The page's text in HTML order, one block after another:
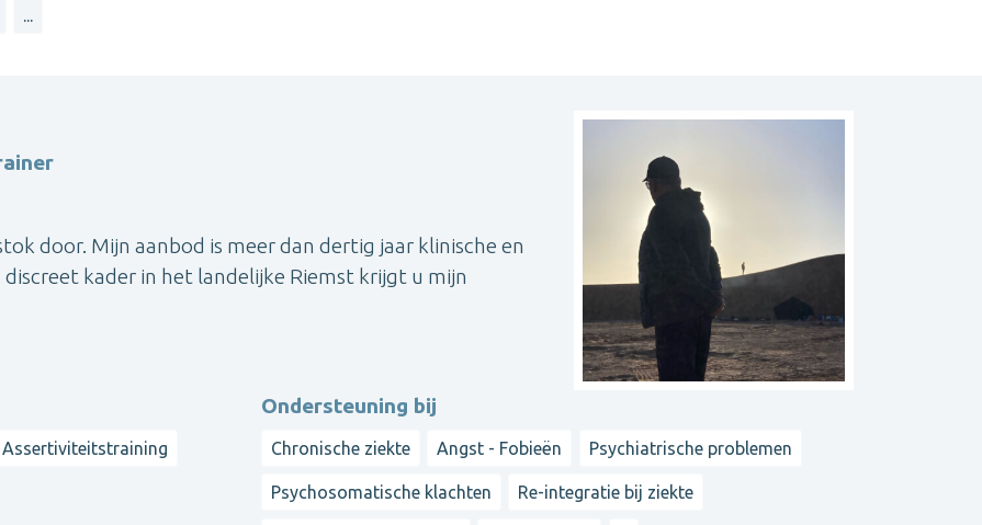
door. Mijn aanbod is meer dan dertig jaar klinische en
kader in het landelijke Riemst krijgt u mijn
Assertiviteitstraining
Ondersteuning bij
Chronische ziekte Angst - Fobieën Psychiatrische problemen
Psychosomatische klachten Re-integratie bij ziekte